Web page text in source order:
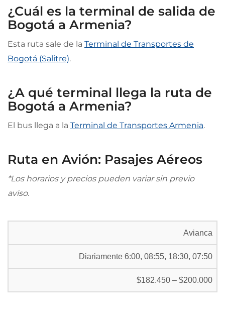
¿Cuál es la terminal de salida de
Bogotá a Armenia?
Esta ruta sale de la Terminal de Transportes de
Bogotá (Salitre).
¿A qué terminal llega la ruta de
Bogotá a Armenia?
El bus llega a la Terminal de Transportes Armenia.
Ruta en Avión: Pasajes Aéreos
*Los horarios y precios pueden variar sin previo
aviso.
Avianca
Diariamente 6:00, 08:55, 18:30, 07:50
$182.450 – $200.000